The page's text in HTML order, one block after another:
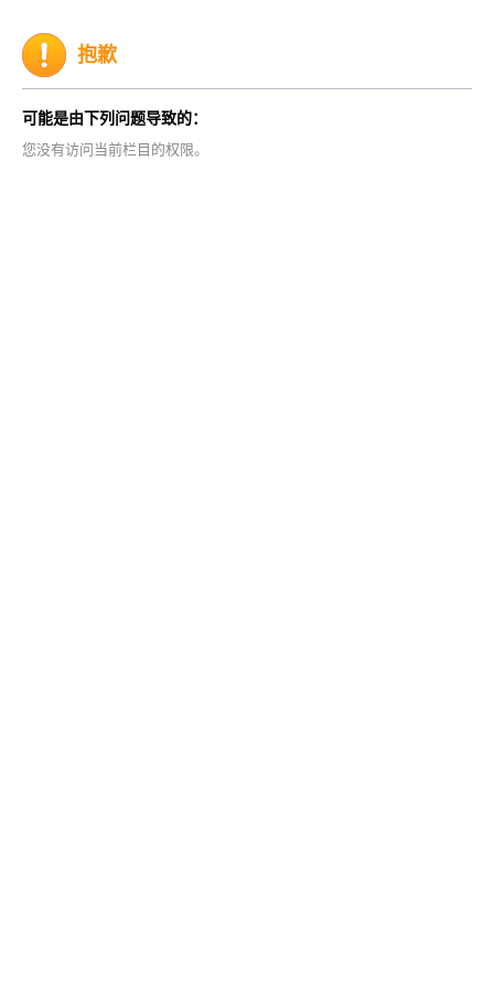
抱歉
可能是由下列问题导致的：
您没有访问当前栏目的权限。